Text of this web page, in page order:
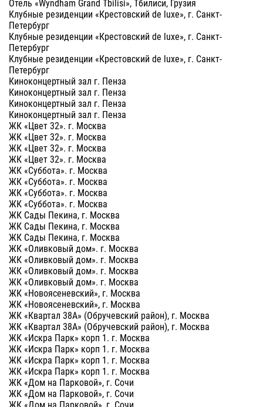
Отель «Wyndham Grand Tbilisi», Тбилиси, Грузия
Клубные резиденции «Крестовский de luxe», г. Санкт-
Петербург
Клубные резиденции «Крестовский de luxe», г. Санкт-
Петербург
Клубные резиденции «Крестовский de luxe», г. Санкт-
Петербург
Киноконцертный зал г. Пенза
Киноконцертный зал г. Пенза
Киноконцертный зал г. Пенза
Киноконцертный зал г. Пенза
ЖК «Цвет 32». г. Москва
ЖК «Цвет 32». г. Москва
ЖК «Цвет 32». г. Москва
ЖК «Цвет 32». г. Москва
ЖК «Суббота». г. Москва
ЖК «Суббота». г. Москва
ЖК «Суббота». г. Москва
ЖК «Суббота». г. Москва
ЖК Сады Пекина, г. Москва
ЖК Сады Пекина, г. Москва
ЖК Сады Пекина, г. Москва
ЖК «Оливковый дом». г. Москва
ЖК «Оливковый дом». г. Москва
ЖК «Оливковый дом». г. Москва
ЖК «Оливковый дом». г. Москва
ЖК «Новоясеневский», г. Москва
ЖК «Новоясеневский», г. Москва
ЖК «Квартал 38А» (Обручевский район), г. Москва
ЖК «Квартал 38А» (Обручевский район), г. Москва
ЖК «Искра Парк» корп 1. г. Москва
ЖК «Искра Парк» корп 1. г. Москва
ЖК «Искра Парк» корп 1. г. Москва
ЖК «Искра Парк» корп 1. г. Москва
ЖК «Дом на Парковой», г. Сочи
ЖК «Дом на Парковой», г. Сочи
ЖК «Дом на Парковой», г. Сочи